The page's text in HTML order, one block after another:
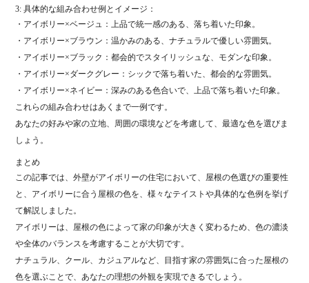
3: 具体的な組み合わせ例とイメージ：
・アイボリー×ベージュ：上品で統一感のある、落ち着いた印象。
・アイボリー×ブラウン：温かみのある、ナチュラルで優しい雰囲気。
・アイボリー×ブラック：都会的でスタイリッシュな、モダンな印象。
・アイボリー×ダークグレー：シックで落ち着いた、都会的な雰囲気。
・アイボリー×ネイビー：深みのある色合いで、上品で落ち着いた印象。
これらの組み合わせはあくまで一例です。
あなたの好みや家の立地、周囲の環境などを考慮して、最適な色を選びま
しょう。
まとめ
この記事では、外壁がアイボリーの住宅において、屋根の色選びの重要性
と、アイボリーに合う屋根の色を、様々なテイストや具体的な色例を挙げ
て解説しました。
アイボリーは、屋根の色によって家の印象が大きく変わるため、色の濃淡
や全体のバランスを考慮することが大切です。
ナチュラル、クール、カジュアルなど、目指す家の雰囲気に合った屋根の
色を選ぶことで、あなたの理想の外観を実現できるでしょう。